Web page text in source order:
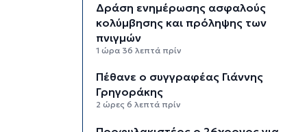
Δράση ενημέρωσης ασφαλούς
κολύμβησης και πρόληψης των
πνιγμών
1 ώρα 36 λεπτά πρίν
Πέθανε ο συγγραφέας Γιάννης
Γρηγοράκης
2 ώρες 6 λεπτά πρίν